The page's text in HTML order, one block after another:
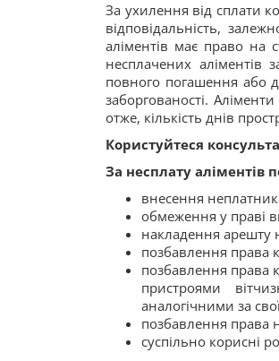
За ухилення від сплати
відповідальність,
аліментів має право на
несплачених аліментів
повного погашення або
заборгованості.
отже, кількість днів
Користуйтеся
За несплату аліментів
внесення
обмеження у праві
накладення арешту
позбавлення права
позбавлення
пристроями
аналогічними за
позбавлення права
суспільно корисні